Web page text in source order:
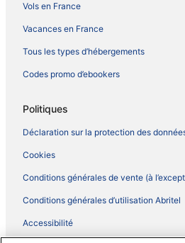
Vols en France
Vacances en France
Tous les types d’hébergements
Codes promo d’ebookers
Politiques
Déclaration sur la protection des
Cookies
Conditions générales de vente (à
Conditions générales d’utilisation Abritel
Accessibilité